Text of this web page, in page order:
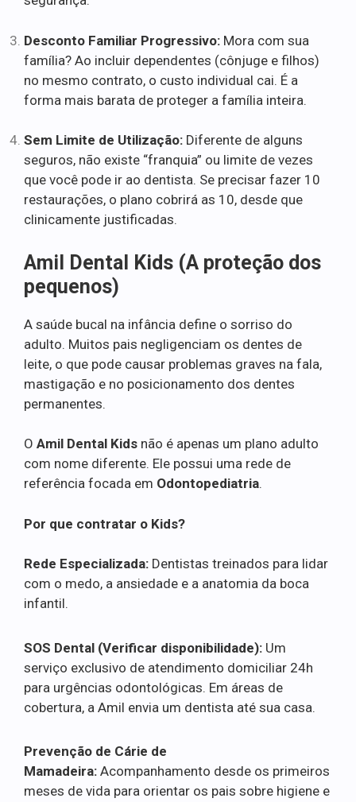
Desconto Familiar Progressivo: Mora com sua
família? Ao incluir dependentes (cônjuge e filhos)
no mesmo contrato, o custo individual cai. É a
forma mais barata de proteger a família inteira.
Sem Limite de Utilização: Diferente de alguns
seguros, não existe “franquia” ou limite de vezes
que você pode ir ao dentista. Se precisar fazer 10
restaurações, o plano cobrirá as 10, desde que
clinicamente justificadas.
Amil Dental Kids (A proteção dos
pequenos)
A saúde bucal na infância define o sorriso do
adulto. Muitos pais negligenciam os dentes de
leite, o que pode causar problemas graves na fala,
mastigação e no posicionamento dos dentes
permanentes.
O Amil Dental Kids não é apenas um plano adulto
com nome diferente. Ele possui uma rede de
referência focada em Odontopediatria.
Por que contratar o Kids?
Rede Especializada: Dentistas treinados para lidar
com o medo, a ansiedade e a anatomia da boca
infantil.
SOS Dental (Verificar disponibilidade): Um
serviço exclusivo de atendimento domiciliar 24h
para urgências odontológicas. Em áreas de
cobertura, a Amil envia um dentista até sua casa.
Prevenção de Cárie de
Mamadeira: Acompanhamento desde os primeiros
meses de vida para orientar os pais sobre higiene e